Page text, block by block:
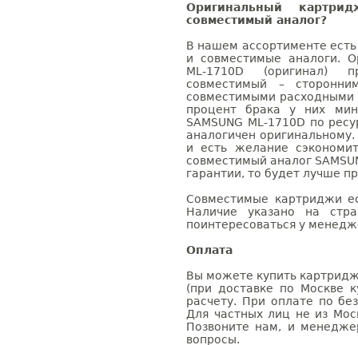
Оригинальный
совместимый аналог?
В нашем ассортименте
и совместимые аналоги.
ML-1710D (оригинал)
совместимый –
совместимыми расходными
процент брака у них
SAMSUNG ML-1710D по
аналогичен
и есть желание
совместимый аналог
гарантии, то будет лучше
Совместимые картриджи
Наличие указано на
поинтересоваться у
Оплата
Вы можете купить
(при доставке по Москве
расчету. При оплате по
Для частных лиц не из
Позвоните нам, и
вопросы.